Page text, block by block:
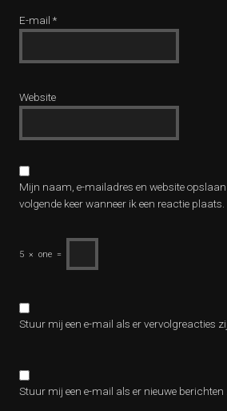
E-mail *
Website
Mijn naam, e-mailadres en website
volgende keer wanneer ik een reactie plaats.
5 × one =
Stuur mij een e-mail als er vervolgreacties
Stuur mij een e-mail als er nieuwe berichten